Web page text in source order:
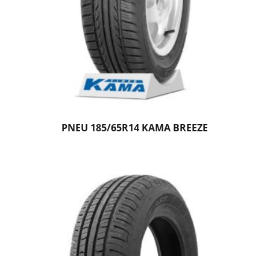
PNEU 185/65R14 KAMA BREEZE